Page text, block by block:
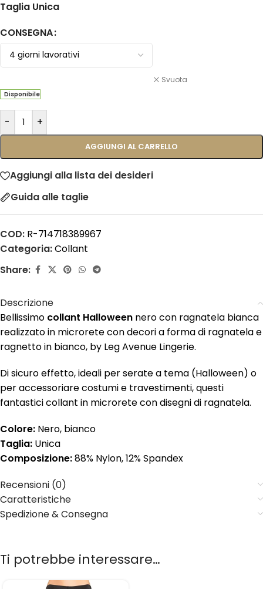
Taglia Unica
CONSEGNA
Svuota
Disponibile
- +
AGGIUNGI AL CARRELLO
Aggiungi alla lista dei desideri
Guida alle taglie
COD: R-714718389967
Categoria:Collant
Share:
Descrizione
Bellissimo collant Halloween nero con ragnatela bianca
realizzato in microrete con decori a forma di ragnatela e
ragnetto in bianco, by Leg Avenue Lingerie.
Di sicuro effetto, ideali per serate a tema (Halloween) o
per accessoriare costumi e travestimenti, questi
fantastici collant in microrete con disegni di ragnatela.
Colore: Nero, bianco
Taglia: Unica
Composizione:88% Nylon, 12% Spandex
Recensioni (0)
Caratteristiche
Spedizione & Consegna
Ti potrebbe interessare…